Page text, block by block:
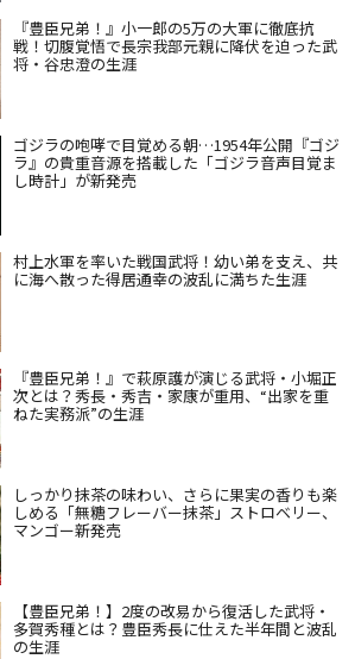
『豊臣兄弟！』小一郎の5万の大軍に徹底抗
戦！切腹覚悟で長宗我部元親に降伏を迫った武
将・谷忠澄の生涯
ゴジラの咆哮で目覚める朝…1954年公開『ゴジ
ラ』の貴重音源を搭載した「ゴジラ音声目覚ま
し時計」が新発売
村上水軍を率いた戦国武将！幼い弟を支え、共
に海へ散った得居通幸の波乱に満ちた生涯
『豊臣兄弟！』で萩原護が演じる武将・小堀正
次とは？秀長・秀吉・家康が重用、“出家を重
ねた実務派”の生涯
しっかり抹茶の味わい、さらに果実の香りも楽
しめる「無糖フレーバー抹茶」ストロベリー、
マンゴー新発売
【豊臣兄弟！】2度の改易から復活した武将・
多賀秀種とは？豊臣秀長に仕えた半年間と波乱
の生涯